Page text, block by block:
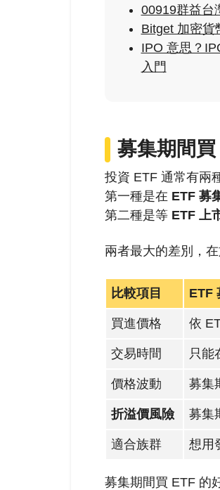
00919群益台
Bitget 加密貨
IPO 意思？
入門
募集期間
投資 ETF 通常有兩
第一種是在 ETF 募
第二種是等 ETF 上
兩者最大的差別，
比較項目 ETF
買進價格 依
交易時間 只能
價格波動 募集
折溢價風險 募集
適合族群 想用
募集期間買 ETF 的